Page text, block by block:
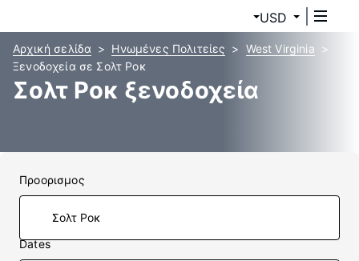
USD
Αρχική σελίδα Ηνωμένες Πολιτείες
West Virginia
Ξενοδοχεία σε Σολτ Ροκ
Σολτ Ροκ ξενοδοχεία
Προορισμος
Dates